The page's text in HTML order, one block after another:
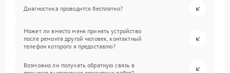
Диагностика проводится бесплатно?
Может ли вместо меня принять устройство
после ремонта другой человек, контактный
телефон которого я предоставлю?
Возможно ли получать обратную связь в